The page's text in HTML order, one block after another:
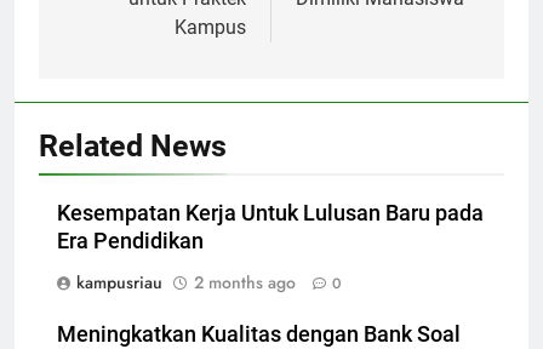
Kampus
Related News
Kesempatan Kerja Untuk Lulusan Baru pada
Era Pendidikan
kampusriau
2 months ago 0
Meningkatkan Kualitas dengan Bank Soal